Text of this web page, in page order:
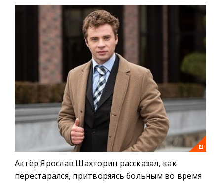
Актёр Ярослав Шахторин рассказал, как
перестарался, притворяясь больным во время